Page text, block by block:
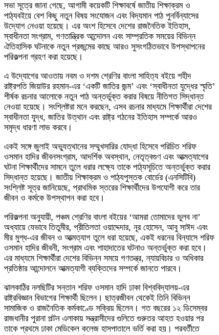
সভা সূত্রে জানা গেছে, আগামী কয়েকটি শিক্ষাবর্ষে জাতীয় শিক্ষাক্রম ও
পাঠ্যবইয়ে বেশ কিছু নতুন বিষয় সংযোজন এবং বিদ্যমান পাঠ পুনর্বিন্যাসের
উদ্যোগ নেওয়া হয়েছে। এর অংশ হিসেবে দেশের রাজনৈতিক ইতিহাস,
স্বাধীনতা সংগ্রাম, গণতান্ত্রিক আন্দোলন এবং সাম্প্রতিক সময়ের বিভিন্ন
ঐতিহাসিক ঘটনাকে নতুন প্রজন্মের কাছে আরও সুসংগঠিতভাবে উপস্থাপনের
পরিকল্পনা গ্রহণ করা হয়েছে।
এ উদ্যোগের আওতায় নবম ও দশম শ্রেণির বাংলা সাহিত্য বইয়ে শহীদ
রাষ্ট্রপতি জিয়াউর রহমান-এর ‘একটি জাতির জন্ম’ এবং ‘স্বাধীনতা যুদ্ধের স্মৃতি’
শীর্ষক রচনার আলোকে নতুন পাঠ অন্তর্ভুক্ত করার বিষয়ে নীতিগত সিদ্ধান্ত
নেওয়া হয়েছে। সংশ্লিষ্টরা মনে করছেন, এসব রচনার মাধ্যমে শিক্ষার্থীরা দেশের
স্বাধীনতা যুদ্ধ, জাতির উত্থান এবং রাষ্ট্র গঠনের ইতিহাস সম্পর্কে আরও
সমৃদ্ধ ধারণা লাভ করবে।
একই সঙ্গে জুলাই অভ্যুত্থানের সম্মুখসারির যোদ্ধা হিসেবে পরিচিত শরিফ
ওসমান হাদির জীবনসংগ্রাম, আদর্শিক অবস্থান, নেতৃত্বগুণ এবং আত্মত্যাগের
ঘটনা শিক্ষার্থীদের সামনে তুলে ধরার লক্ষ্যে তাকে পাঠ্যসূচিতে অন্তর্ভুক্ত করার
সিদ্ধান্ত হয়েছে। জাতীয় শিক্ষাক্রম ও পাঠ্যপুস্তক বোর্ডের (এনসিটিবি)
সংশ্লিষ্ট সূত্র জানিয়েছে, প্রাথমিক স্তরের শিক্ষার্থীদের উপযোগী করে তার
জীবন ও কর্মকে উপস্থাপন করা হবে।
পরিকল্পনা অনুযায়ী, পঞ্চম শ্রেণির বাংলা বইয়ের ‘আমরা তোমাদের ভুলব না’
অধ্যায়ে যেভাবে তিতুমীর, প্রীতিলতা ওয়াদ্দেদার, নূর হোসেন, আবু সাঈদ এবং
মীর মুগ্ধ-এর জীবন ও আত্মত্যাগ তুলে ধরা হয়েছে, একই ধরনের বিন্যাসে শরিফ
ওসমান হাদির জীবনী, সংগ্রাম এবং শাহাদাতের ঘটনাও অন্তর্ভুক্ত করা হবে।
এর মাধ্যমে শিক্ষার্থীরা দেশের বিভিন্ন সময়ে গণতন্ত্র, ন্যায়বিচার ও অধিকার
প্রতিষ্ঠার আন্দোলনে আত্মত্যাগী ব্যক্তিদের সম্পর্কে জানতে পারবে।
ঝালকাঠির নলছিটির সন্তান শরিফ ওসমান হাদি ঢাকা বিশ্ববিদ্যালয়-এর
রাষ্ট্রবিজ্ঞান বিভাগের শিক্ষার্থী ছিলেন। ছাত্রজীবন থেকেই তিনি বিভিন্ন
সামাজিক ও রাজনৈতিক কর্মকাণ্ডে সক্রিয় ছিলেন। গত বছরের ১২ ডিসেম্বর
রাজধানীর পুরানা পল্টন এলাকায় সন্ত্রাসীদের গুলিতে গুরুতর আহত হওয়ার পর
তাকে প্রথমে ঢাকা মেডিকেল কলেজ হাসপাতালে ভর্তি করা হয়। পরবর্তীতে